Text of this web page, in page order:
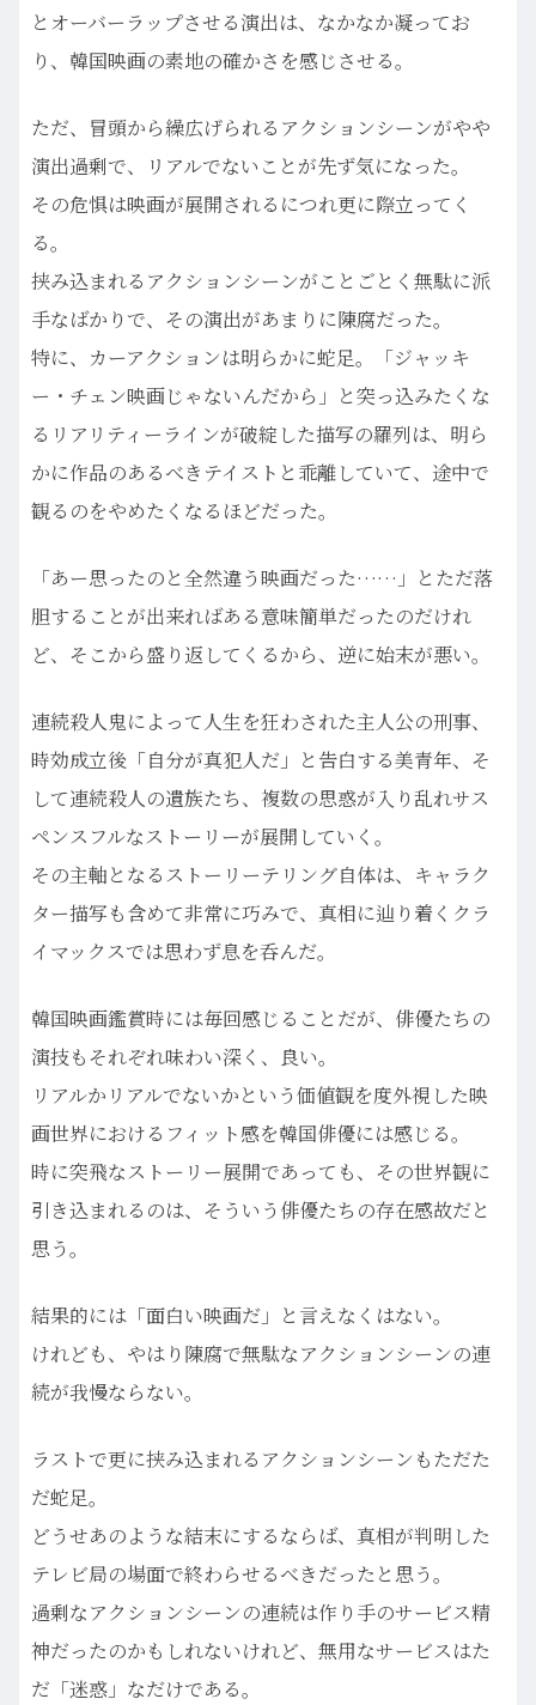
とオーバーラップさせる演出は、なかなか凝ってお
り、韓国映画の素地の確かさを感じさせる。
ただ、冒頭から繰広げられるアクションシーンがやや
演出過剰で、リアルでないことが先ず気になった。
その危惧は映画が展開されるにつれ更に際立ってく
る。
挟み込まれるアクションシーンがことごとく無駄に派
手なばかりで、その演出があまりに陳腐だった。
特に、カーアクションは明らかに蛇足。「ジャッキ
ー・チェン映画じゃないんだから」と突っ込みたくな
るリアリティーラインが破綻した描写の羅列は、明ら
かに作品のあるべきテイストと乖離していて、途中で
観るのをやめたくなるほどだった。
「あー思ったのと全然違う映画だった……」とただ落
胆することが出来ればある意味簡単だったのだけれ
ど、そこから盛り返してくるから、逆に始末が悪い。
連続殺人鬼によって人生を狂わされた主人公の刑事、
時効成立後「自分が真犯人だ」と告白する美青年、そ
して連続殺人の遺族たち、複数の思惑が入り乱れサス
ペンスフルなストーリーが展開していく。
その主軸となるストーリーテリング自体は、キャラク
ター描写も含めて非常に巧みで、真相に辿り着くクラ
イマックスでは思わず息を呑んだ。
韓国映画鑑賞時には毎回感じることだが、俳優たちの
演技もそれぞれ味わい深く、良い。
リアルかリアルでないかという価値観を度外視した映
画世界におけるフィット感を韓国俳優には感じる。
時に突飛なストーリー展開であっても、その世界観に
引き込まれるのは、そういう俳優たちの存在感故だと
思う。
結果的には「面白い映画だ」と言えなくはない。
けれども、やはり陳腐で無駄なアクションシーンの連
続が我慢ならない。
ラストで更に挟み込まれるアクションシーンもただた
だ蛇足。
どうせあのような結末にするならば、真相が判明した
テレビ局の場面で終わらせるべきだったと思う。
過剰なアクションシーンの連続は作り手のサービス精
神だったのかもしれないけれど、無用なサービスはた
だ「迷惑」なだけである。